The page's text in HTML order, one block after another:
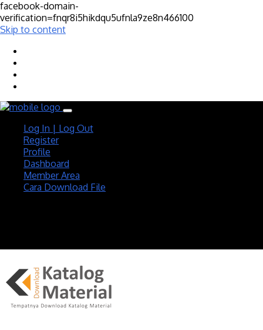
facebook-domain-
verification=fnqr8i5hikdqu5ufnla9ze8n466100
Skip to content
Log In | Log Out
Register
Profile
Dashboard
Member Area
Cara Download File